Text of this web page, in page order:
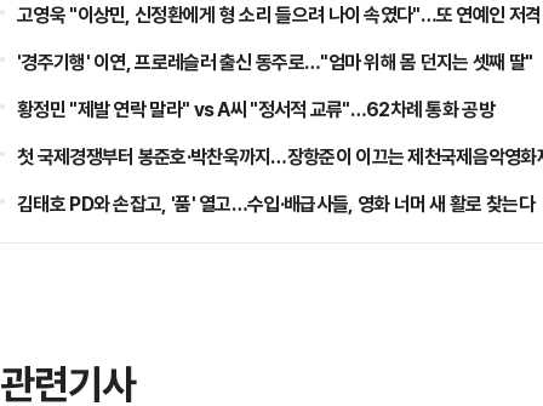
고영욱 "이상민, 신정환에게 형 소리 들으려 나이 속였다"…또 연예인 저격
'경주기행' 이연, 프로레슬러 출신 동주로…"엄마 위해 몸 던지는 셋째 딸"
황정민 "제발 연락 말라" vs A씨 "정서적 교류"…62차례 통화 공방
첫 국제경쟁부터 봉준호·박찬욱까지…장항준이 이끄는 제천국제음악영화
김태호 PD와 손잡고, '품' 열고…수입·배급사들, 영화 너머 새 활로 찾는다
관련기사